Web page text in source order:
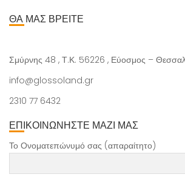
ΘΑ ΜΑΣ ΒΡΕΙΤΕ
Σμύρνης 48 , Τ.Κ. 56226 , Εύοσμος –
info@glossoland.gr
2310 77 6432
ΕΠΙΚΟΙΝΩΝΗΣΤΕ ΜΑΖΙ ΜΑΣ
Το Ονοματεπώνυμό σας (απαραίτητο)